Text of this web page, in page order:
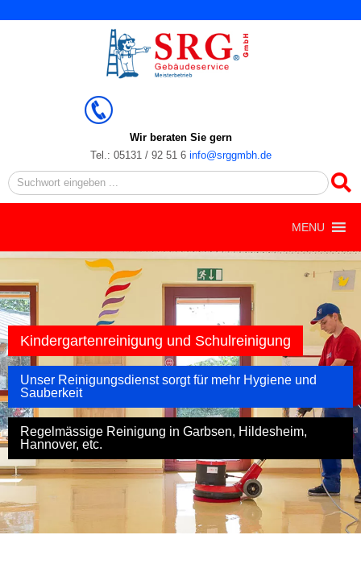
Wir beraten Sie gern
Tel.: 05131 / 92 51 6 info@srggmbh.de
Search
MENU
Kindergartenreinigung und Schulreinigung
Unser Reinigungsdienst sorgt für mehr Hygiene und
Sauberkeit
Regelmässige Reinigung in Garbsen, Hildesheim,
Hannover, etc.